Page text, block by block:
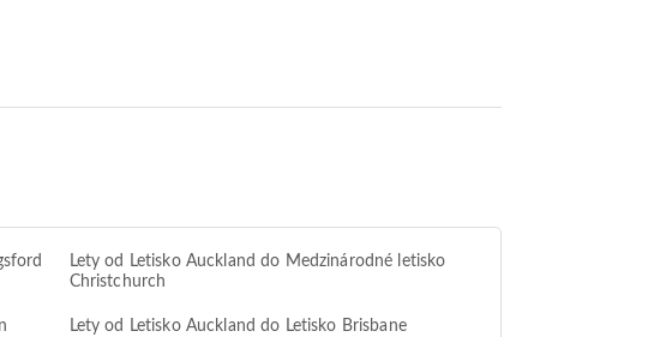
Lety od Letisko Auckland do Medzinárodné letisko
Christchurch
Lety od Letisko Auckland do Letisko Brisbane